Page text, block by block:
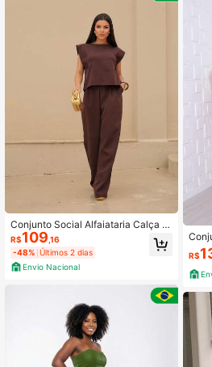
Conjunto Social Alfaiataria Calça R
eta Pantalona e Blusa Regata Mang
a Muscle Tee
R$109 ,16
-48% Últimos 2 dias
Envio Nacional
Com
R$